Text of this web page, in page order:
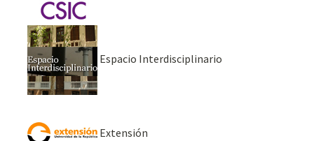
Espacio Interdisciplinario
Extensión